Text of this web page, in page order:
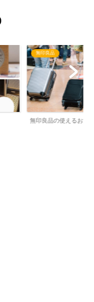
無印良品
無印良品の使えるおす